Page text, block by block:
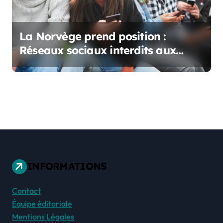
La Norvège prend position :
Réseaux sociaux interdits aux
moins de 15 ans
INFORMATIONS
Contact
Équipe éditoriale
Mentions Légales